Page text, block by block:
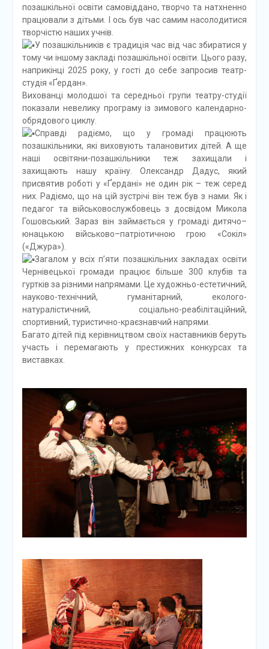
позашкільної освіти самовіддано, творчо та натхненно
працювали з дітьми. І ось був час самим насолодитися
творчістю наших учнів.
У позашкільників є традиція час від час збиратися у
тому чи іншому закладі позашкільної освіти. Цього разу,
наприкінці 2025 року, у гості до себе запросив театр-
студія «Ґердан».
Вихованці молодшої та середньої групи театру-студії
показали невелику програму із зимового календарно-
обрядового циклу.
Справді радіємо, що у громаді працюють
позашкільники, які виховують талановитих дітей. А ще
наші освітяни-позашкільники теж захищали і
захищають нашу країну. Олександр Дадус, який
присвятив роботі у «Ґердані» не один рік – теж серед
них. Радіємо, що на цій зустрічі він теж був з нами. Як і
педагог та військовослужбовець з досвідом Микола
Гошовський. Зараз він займається у громаді дитячо–
юнацькою військово–патріотичною грою «Сокіл»
(«Джура»).
Загалом у всіх п’яти позашкільних закладах освіти
Чернівецької громади працює більше 300 клубів та
гуртків за різними напрямами. Це художньо-естетичний,
науково-технічний, гуманітарний, еколого-
натуралістичний, соціально-реабілітаційний,
спортивний, туристично-краєзнавчий напрями.
Багато дітей під керівництвом своїх наставників беруть
участь і перемагають у престижних конкурсах та
виставках.